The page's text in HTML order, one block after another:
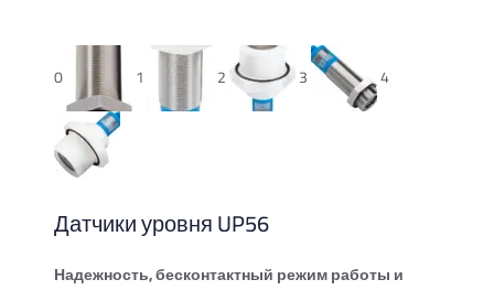
0 1 2 3 4
Датчики уровня UP56
Надежность, бесконтактный режим работы и